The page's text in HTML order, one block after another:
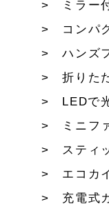
ミラー
コンパ
ハンズ
折りた
LEDで
ミニフ
スティ
エコカ
充電式